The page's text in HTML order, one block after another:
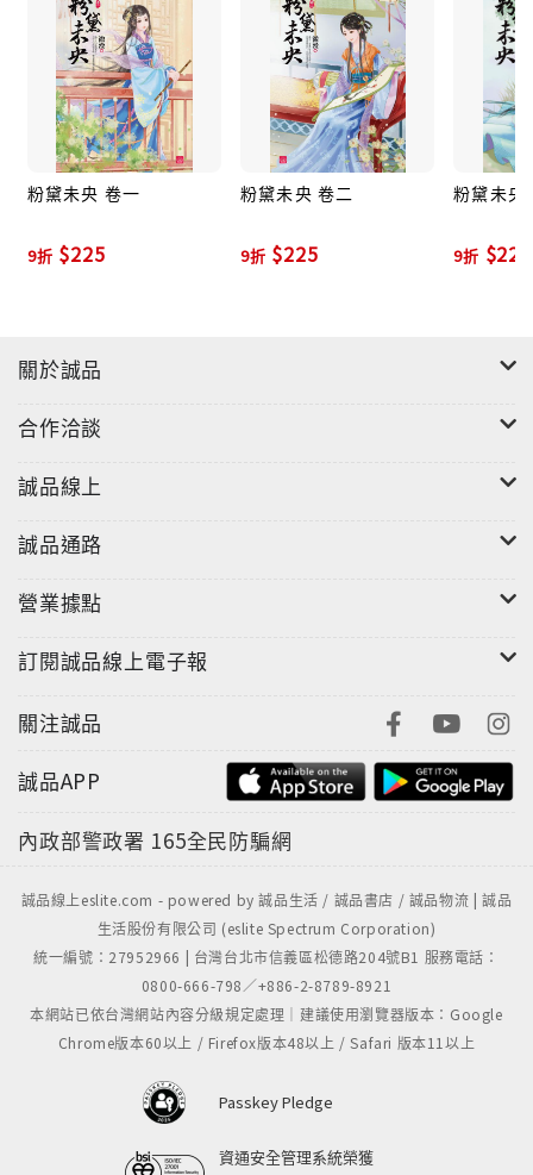
粉黛未央 卷一
9折 $225
粉黛未央 卷二
9折 $225
粉黛未央
9折 $225
關於誠品
合作洽談
誠品線上
誠品通路
營業據點
訂閱誠品線上電子報
關注誠品
誠品APP
內政部警政署 165全民防騙網
誠品線上eslite.com - powered by 誠品生活 / 誠品書店 / 誠品物流 | 誠品
生活股份有限公司 (eslite Spectrum Corporation)
統一編號：27952966 | 台灣台北市信義區松德路204號B1 服務電話：
0800-666-798／+886-2-8789-8921
本網站已依台灣網站內容分級規定處理｜建議使用瀏覽器版本：Google
Chrome版本60以上 / Firefox版本48以上 / Safari 版本11以上
Passkey Pledge
資通安全管理系統榮獲